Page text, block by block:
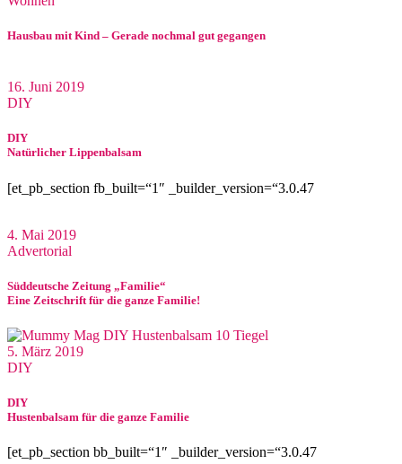
Hausbau mit Kind – Gerade nochmal gut gegangen
16. Juni 2019
DIY
DIY
Natürlicher Lippenbalsam
[et_pb_section fb_built=“1″ _builder_version=“3.0.47
4. Mai 2019
Advertorial
Süddeutsche Zeitung „Familie“
Eine Zeitschrift für die ganze Familie!
5. März 2019
DIY
DIY
Hustenbalsam für die ganze Familie
[et_pb_section bb_built=“1″ _builder_version=“3.0.47